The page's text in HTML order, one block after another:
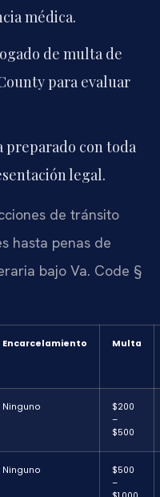
médica.
de multa de
para evaluar
preparado con toda
legal.
de tránsito
hasta penas de
bajo Va. Code §
Encarcelamiento Multa
Ninguno
$200
–
$500
Ninguno
$500
–